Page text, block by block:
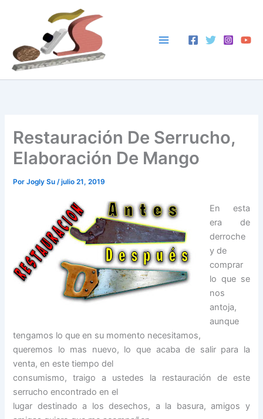
Restauración De Serrucho,
Elaboración De Mango
PorJogly Su/julio 21, 2019
En esta
era de
derroche
y de
comprar
lo que se
nos
antoja,
aunque
tengamos lo que en su momento necesitamos,
queremos lo mas nuevo, lo que acaba de salir para la
venta, en este tiempo del
consumismo, traigo a ustedes la restauración de este
serrucho encontrado en el
lugar destinado a los desechos, a la basura, amigos y